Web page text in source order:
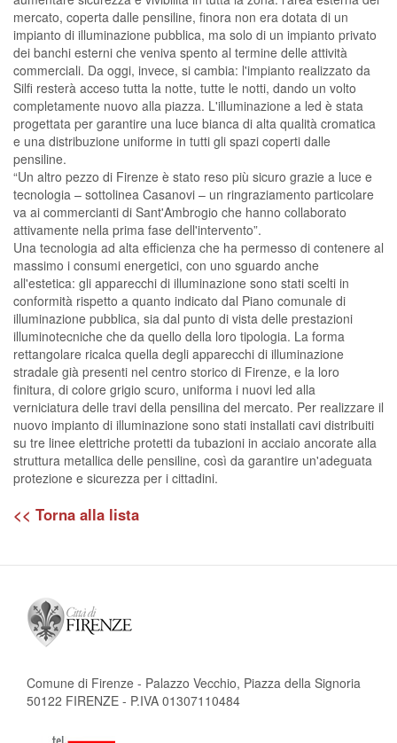
mercato, coperta dalle pensiline, finora non era dotata di un
impianto di illuminazione pubblica, ma solo di un impianto privato
dei banchi esterni che veniva spento al termine delle attività
commerciali. Da oggi, invece, si cambia: l'impianto realizzato da
Silfi resterà acceso tutta la notte, tutte le notti, dando un volto
completamente nuovo alla piazza. L'illuminazione a led è stata
progettata per garantire una luce bianca di alta qualità cromatica
e una distribuzione uniforme in tutti gli spazi coperti dalle
pensiline.
“Un altro pezzo di Firenze è stato reso più sicuro grazie a luce e
tecnologia – sottolinea Casanovi – un ringraziamento particolare
va ai commercianti di Sant'Ambrogio che hanno collaborato
attivamente nella prima fase dell'intervento”.
Una tecnologia ad alta efficienza che ha permesso di contenere al
massimo i consumi energetici, con uno sguardo anche
all'estetica: gli apparecchi di illuminazione sono stati scelti in
conformità rispetto a quanto indicato dal Piano comunale di
illuminazione pubblica, sia dal punto di vista delle prestazioni
illuminotecniche che da quello della loro tipologia. La forma
rettangolare ricalca quella degli apparecchi di illuminazione
stradale già presenti nel centro storico di Firenze, e la loro
finitura, di colore grigio scuro, uniforma i nuovi led alla
verniciatura delle travi della pensilina del mercato. Per realizzare il
nuovo impianto di illuminazione sono stati installati cavi distribuiti
su tre linee elettriche protetti da tubazioni in acciaio ancorate alla
struttura metallica delle pensiline, così da garantire un'adeguata
protezione e sicurezza per i cittadini.
<< Torna alla lista
Comune di Firenze - Palazzo Vecchio, Piazza della Signoria
50122 FIRENZE - P.IVA 01307110484